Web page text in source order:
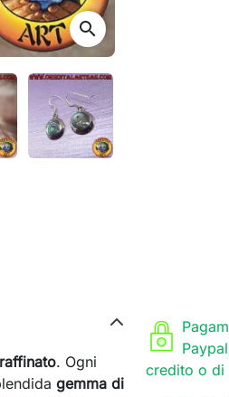
search
credito o di
. Ogni
gemma di